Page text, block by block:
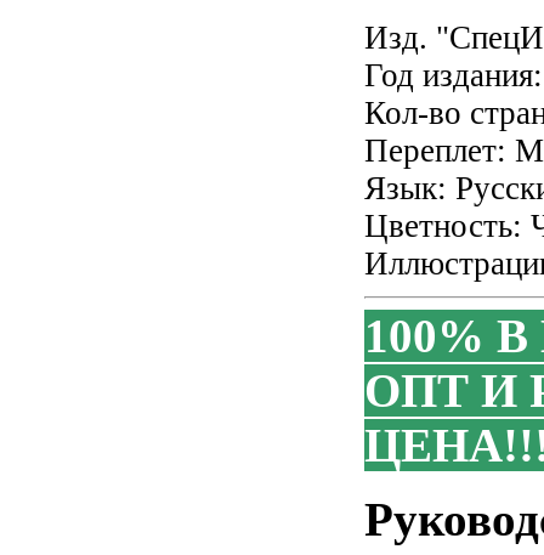
Изд.
Год
Кол-во
Переплет:
Язык:
Цветность:
100%
ОПТ И